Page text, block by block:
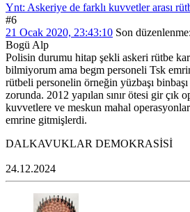
Ynt: Askeriye de farklı kuvvetler arası
#6
21 Ocak 2020, 23:43:10 Son düzenlenme
Bogü Alp
Polisin durumu hitap şekli askeri rütbe
bilmiyorum ama begm personeli Tsk
rütbeli personelin örneğin yüzbaşı
zorunda. 2012 yapılan sınır ötesi gir çık
kuvvetlere ve meskun mahal
emrine gitmişlerdi.
DALKAVUKLAR DEMOKRASİSİ
24.12.2024